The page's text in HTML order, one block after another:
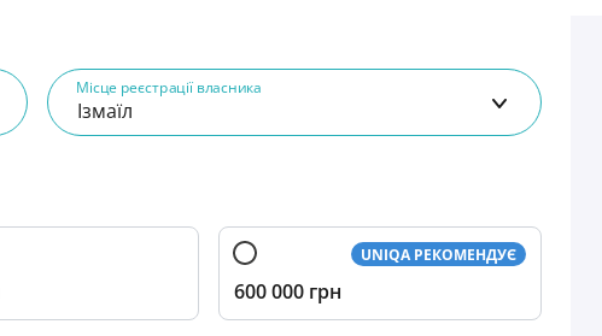
Місце реєстрації власника
600 000 грн
UNIQA РЕКОМЕНДУЄ